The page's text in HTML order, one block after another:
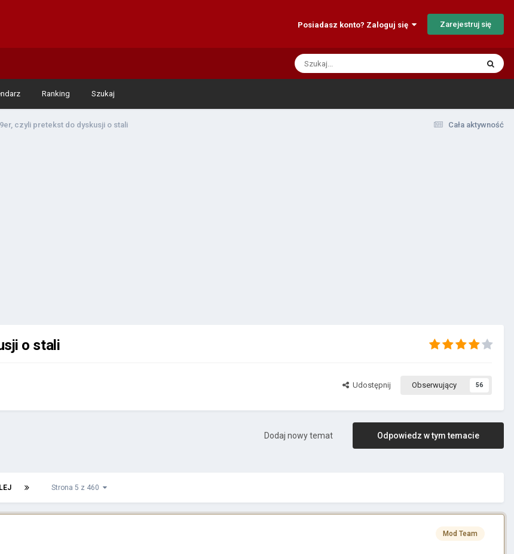
Posiadasz konto? Zaloguj się Zarejestruj się
Ranking Szukaj
Cała aktywność
czyli pretekst do dyskusji o stali
o stali
Udostępnij Obserwujący 56
Odpowiedz w tym temacie
Dodaj nowy temat
Strona 5 z 460
Mod Team